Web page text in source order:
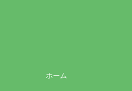
ホーム